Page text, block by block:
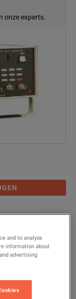
onze experts.
V, 2 MHz
Generators
and to analyze
information about
advertising